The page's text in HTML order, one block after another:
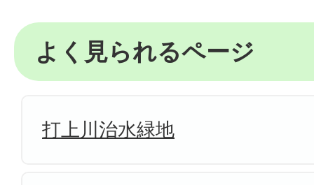
よく見られるページ
打上川治水緑地